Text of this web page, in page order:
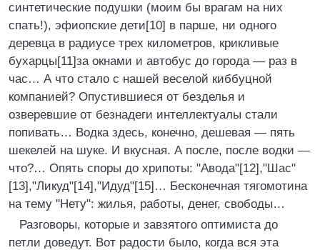
синтетические подушки (моим бы врагам на них
спать!), эфиопские дети[10] в парше, ни одного
деревца в радиусе трех километров, крикливые
бухарцы[11]за окнами и автобус до города — раз в
час… А что стало с нашей веселой киббуцной
компанией? Опустившиеся от безделья и
озверевшие от безнадеги интеллектуалы стали
попивать… Водка здесь, конечно, дешевая — пять
шекелей на шуке. И вкусная. А после, после водки —
что?… Опять споры до хрипоты: "Авода"[12],"Шас"
[13],"Ликуд"[14],"Идуд"[15]… Бесконечная тягомотина
на тему "Нету": жилья, работы, денег, свободы…
Разговоры, которые и завзятого оптимиста до
петли доведут. Вот радости было, когда вся эта